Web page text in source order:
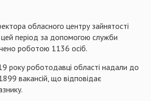
обласного центру зайнятості
цей період за допомогою служби
роботою 1136 осіб.
року роботодавці області надали до
вакансій, що відповідає